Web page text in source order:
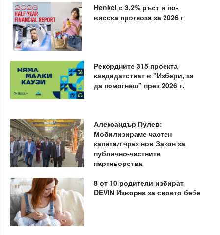
Henkel с 3,2% ръст и по-
висока прогноза за 2026 г
Рекордните 315 проекта
кандидатстват в "Избери, за
да помогнеш" през 2026 г.
Александър Пулев:
Мобилизираме частен
капитал чрез нов Закон за
публично-частните
партньорства
8 от 10 родители избират
DEVIN Изворна за своето бебе